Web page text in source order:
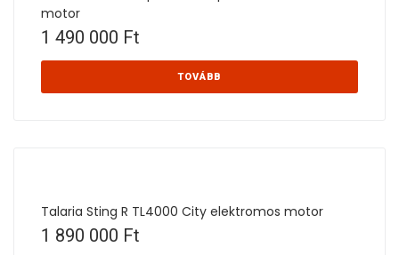
motor
1 490 000 Ft
TOVÁBB
Talaria Sting R TL4000 City elektromos motor
1 890 000 Ft